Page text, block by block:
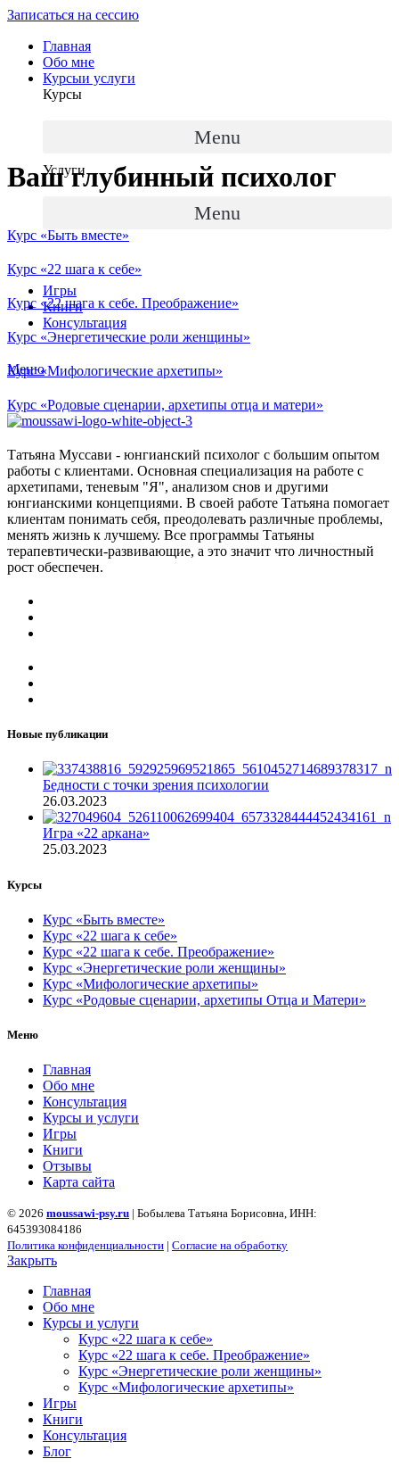
Записаться на сессию
Главная
Обо мне
Курсыи услуги
Курсы
Menu
Услуги
Menu
Игры
Книги
Консультация
Меню
Ваш глубинный психолог
Курс «Быть вместе»
Курс «22 шага к себе»
Курс «22 шага к себе. Преображение»
Курс «Энергетические роли женщины»
Курс «Мифологические архетипы»
Курс «Родовые сценарии, архетипы отца и матери»
Татьяна Муссави - юнгианский психолог с большим опытом
работы с клиентами. Основная специализация на работе с
архетипами, теневым "Я", анализом снов и другими
юнгианскими концепциями. В своей работе Татьяна помогает
клиентам понимать себя, преодолевать различные проблемы,
менять жизнь к лучшему. Все программы Татьяны
терапевтически-развивающие, а это значит что личностный
рост обеспечен.
Новые публикации
Бедности с точки зрения психологии
26.03.2023
Игра «22 аркана»
25.03.2023
Курсы
Курс «Быть вместе»
Курс «22 шага к себе»
Курс «22 шага к себе. Преображение»
Курс «Энергетические роли женщины»
Курс «Мифологические архетипы»
Курс «Родовые сценарии, архетипы Отца и Матери»
Меню
Главная
Обо мне
Консультация
Курсы и услуги
Игры
Книги
Отзывы
Карта сайта
© 2026 moussawi-psy.ru | Бобылева Татьяна Борисовна, ИНН:
645393084186
Политика конфиденциальности | Согласие на обработку
Закрыть
Главная
Обо мне
Курсы и услуги
Курс «22 шага к себе»
Курс «22 шага к себе. Преображение»
Курс «Энергетические роли женщины»
Курс «Мифологические архетипы»
Игры
Книги
Консультация
Блог